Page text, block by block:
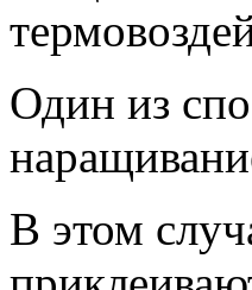
Один из
В этом